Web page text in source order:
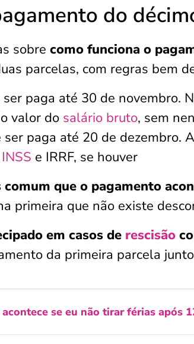
do
sobre como funciona o
parcelas, com regras bem
ser paga até 30 de novembro.
valor do salário bruto, sem
ser paga até 20 de dezembro.
INSS e IRRF, se houver
comum que o pagamento
primeira que não existe
em casos de rescisão
da primeira parcela
acontece se eu não tirar férias após